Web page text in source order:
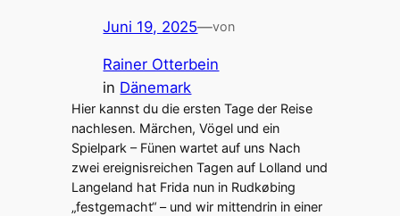
Juni 19, 2025—von
Rainer Otterbein
in Dänemark
Hier kannst du die ersten Tage der Reise
nachlesen. Märchen, Vögel und ein
Spielpark – Fünen wartet auf uns Nach
zwei ereignisreichen Tagen auf Lolland und
Langeland hat Frida nun in Rudkøbing
„festgemacht“ – und wir mittendrin in einer